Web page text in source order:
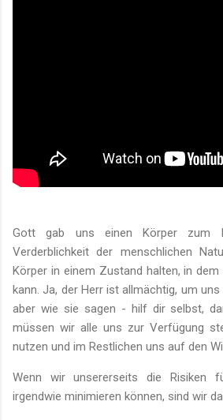
Gott gab uns einen Körper zum
Verderblichkeit der menschlichen
Körper in einem Zustand halten, in
kann. Ja, der Herr ist allmächtig, um
aber wie sie sagen - hilf dir selbst,
müssen wir alle uns zur Verfügung
nutzen und im Restlichen uns auf den
Wenn wir unsererseits die Risiken
irgendwie minimieren können, sind wir